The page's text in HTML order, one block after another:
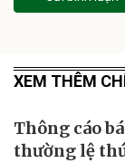
XEM THÊM
Thông cáo
thường lệ